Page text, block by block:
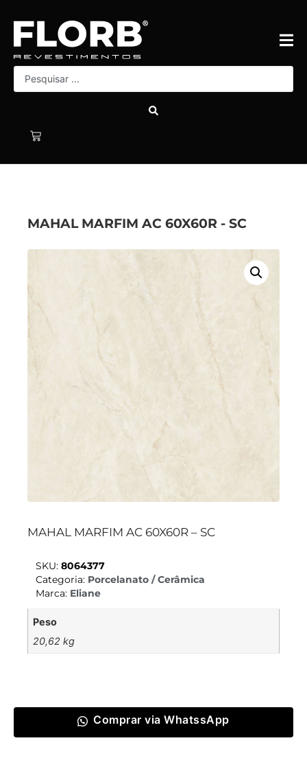
MAHAL MARFIM AC 60X60R - SC
MAHAL MARFIM AC 60X60R – SC
SKU: 8064377
Categoria: Porcelanato / Cerâmica
Marca: Eliane
Peso
20,62 kg
Comprar via WhatssApp